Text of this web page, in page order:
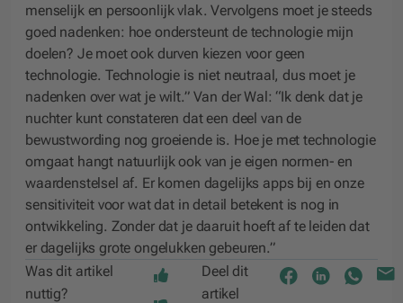
menselijk en persoonlijk vlak. Vervolgens moet je steeds
goed nadenken: hoe ondersteunt de technologie mijn
doelen? Je moet ook durven kiezen voor geen
technologie. Technologie is niet neutraal, dus moet je
nadenken over wat je wilt.” Van der Wal: “Ik denk dat je
nuchter kunt constateren dat een deel van de
bewustwording nog groeiende is. Hoe je met technologie
omgaat hangt natuurlijk ook van je eigen normen- en
waardenstelsel af. Er komen dagelijks apps bij en onze
sensitiviteit voor wat dat in detail betekent is nog in
ontwikkeling. Zonder dat je daaruit hoeft af te leiden dat
er dagelijks grote ongelukken gebeuren.”
Was dit artikel
nuttig?
Deel dit
artikel